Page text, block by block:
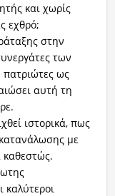
και χωρίς
εχθρό;
στην
των
ως
αυτή τη
ιστορικά, πως
με
καθεστώς.
καλύτεροι